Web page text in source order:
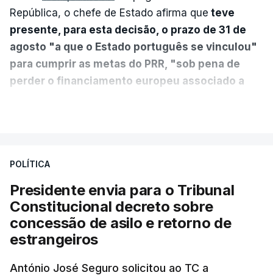
República, o chefe de Estado afirma que teve
presente, para esta decisão, o prazo de 31 de
agosto "a que o Estado português se vinculou"
para cumprir as metas do PRR, "sob pena de
perder o financiamento europeu associado a
sistema mais simples, mais justo e transparente".
"Sempre que seja possível reduzir burocracias,
eliminar sobreposições e garantir que os apoios
chegam a quem mais necessita, estaremos a dar
um passo na direção certa", argumenta o
Presidente da República.
POLÍTICA
Presidente envia para o Tribunal
Constitucional decreto sobre
concessão de asilo e retorno de
estrangeiros
António José Seguro solicitou ao TC a